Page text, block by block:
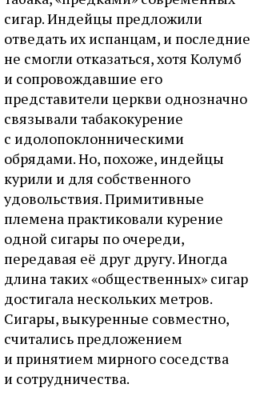
сигар. Индейцы предложили
отведать их испанцам, и последние
не смогли отказаться, хотя Колумб
и сопровождавшие его
представители церкви однозначно
связывали табакокурение
с идолопоклонническими
обрядами. Но, похоже, индейцы
курили и для собственного
удовольствия. Примитивные
племена практиковали курение
одной сигары по очереди,
передавая её друг другу. Иногда
длина таких «общественных» сигар
достигала нескольких метров.
Сигары, выкуренные совместно,
считались предложением
и принятием мирного соседства
и сотрудничества.